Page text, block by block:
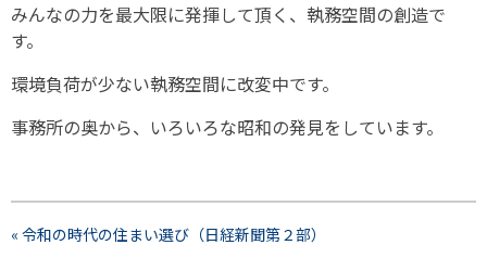
みんなの力を最大限に発揮して頂く、執務空間の創造で
す。
環境負荷が少ない執務空間に改変中です。
事務所の奥から、いろいろな昭和の発見をしています。
« 令和の時代の住まい選び（日経新聞第２部）